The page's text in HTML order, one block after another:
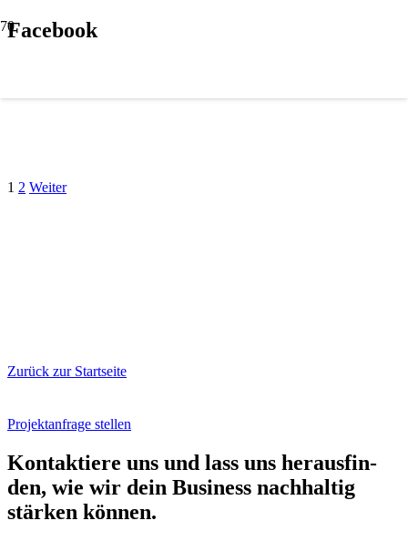
Facebook
1 2 Weiter
Zurück zur Startseite
Projektanfrage stellen
Kon­tak­tie­re uns und lass uns her­aus­fin­
den, wie wir dein Busi­ness nach­hal­tig
stär­ken kön­nen.